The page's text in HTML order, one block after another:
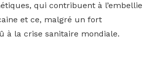
qui contribuent à l’embellie
et ce, malgré un fort
à la crise sanitaire mondiale.